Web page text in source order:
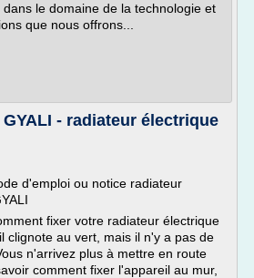
le domaine de la technologie et
que nous offrons...
- radiateur électrique
d'emploi ou notice radiateur
fixer votre radiateur électrique
clignote au vert, mais il n'y a pas de
n'arrivez plus à mettre en route
comment fixer l'appareil au mur,